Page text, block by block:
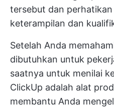
tersebut dan
keterampilan dan
Setelah Anda
dibutuhkan untuk
saatnya untuk menilai
ClickUp adalah alat
membantu Anda